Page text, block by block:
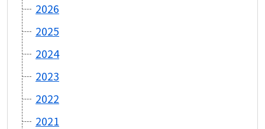
2026
2025
2024
2023
2022
2021